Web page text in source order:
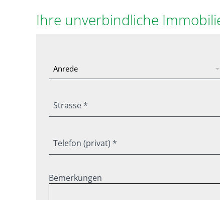
Ihre unverbindliche
Strasse *
Telefon (privat) *
Bemerkungen